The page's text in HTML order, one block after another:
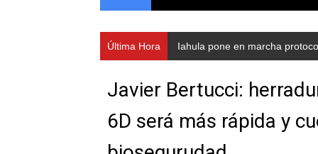
Fundacite culmina primera
Nevado Gas optimiza
Alcaldía del Municipio
Última Hora Iahula pone en marcha
Javier Bertucci:
6D será más rápida y